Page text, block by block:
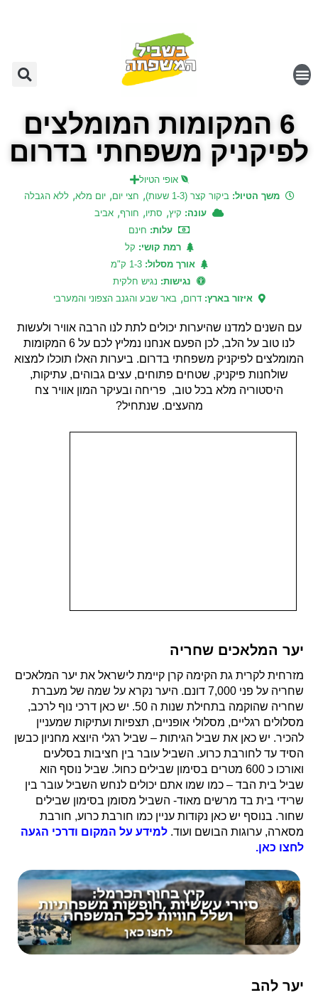
6 המקומות המומלצים
לפיקניק משפחתי בדרום
אופי הטיול
משך הטיול:ביקור קצר (1-3 שעות) , חצי יום, יום מלא, ללא הגבלה
עונה: קיץ, סתיו, חורף, אביב
עלות: חינם
רמת קושי: קל
אורך מסלול:1-3 ק"מ
נגישות: נגיש חלקית
איזור בארץ:דרום, באר שבע והגנב הצפוני והמערבי
עם השנים למדנו שהיערות יכולים לתת לנו הרבה אוויר ולעשות
לנו טוב על הלב, לכן הפעם אנחנו נמליץ לכם על 6 המקומות
המומלצים לפיקניק משפחתי בדרום. ביערות האלו תוכלו למצוא
שולחנות פיקניק, שטחים פתוחים, עצים גבוהים, עתיקות,
היסטוריה מלא בכל טוב, פריחה ובעיקר המון אוויר צח
מהעצים. שנתחיל?
יער המלאכים שחריה
מזרחית לקרית גת הקימה קרן קיימת לישראל את יער המלאכים
שחריה על פני 7,000 דונם. היער נקרא על שמה של מעברת
שחריה שהוקמה בתחילת שנות ה 50. יש כאן דרכי נוף לרכב,
מסלולים רגליים, מסלולי אופניים, תצפיות ועתיקות שמעניין
להכיר. יש כאן את שביל הגיתות – שביל רגלי היוצא מחניון כבשן
הסיד עד לחורבת כרוע. השביל עובר בין חציבות בסלעים
ואורכו כ 600 מטרים בסימון שבילים כחול. שביל נוסף הוא
שביל בית הבד – כמו שמו אתם יכולים לנחש השביל עובר בין
שרידי בית בד מרשים מאוד- השביל מסומן בסימון שבילים
שחור. בנוסף יש כאן נקודות עניין כמו חורבת כרוע, חורבת
מסארה, ערוגות הבושם ועוד. למידע על המקום ודרכי הגעה
לחצו כאן.
יער להב